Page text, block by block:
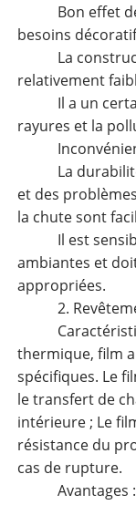
Bon effet
besoins
La
relativement
Il a un
rayures et la
La
et des
la chute sont
Il est
ambiantes et
appropriées.
2.
thermique, film
spécifiques. Le
le transfert de
intérieure ; Le
résistance du
cas de rupture.
Avantages :